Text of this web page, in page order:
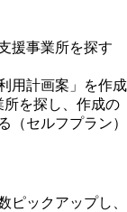
援事業所を探す
用計画案」を作成
を探し、作成の
セルフプラン）
ピックアップし、